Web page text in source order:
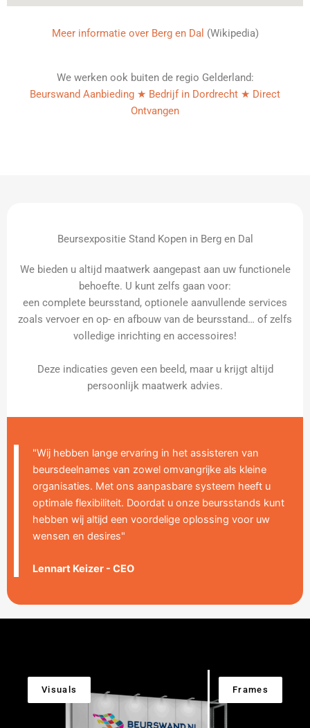
Meer informatie over Berg en Dal (Wikipedia)
We werken ook buiten de regio Gelderland:
Beurswand Aanbieding ★ Bedrijf in Dordrecht ★ Direct
Ontvangen
Beursexpositie Stand Kopen in Berg en Dal
We bieden u altijd maatwerk aangepast aan uw functionele
behoefte. U kunt zelfs gaan voor:
een complete beursstand, optionele aanvullende services
zoals vervoer en op- en afbouw van de beursstand… of zelfs
volledige inrichting en accessoires!
Deze indicaties geven een beeld, maar u krijgt altijd
persoonlijk maatwerk advies.
"Wij hebben lange ervaring in het assisteren van
beursdeelnames van zowel omvangrijke als kleine
organisaties. Met ons aanpasbare systeem heeft u
optimale flexibiliteit. Doordat u onze beursstands kunt
hebben wij altijd een voordelige oplossing voor uw
wensen en desires"
Lennart Keizer - CEO